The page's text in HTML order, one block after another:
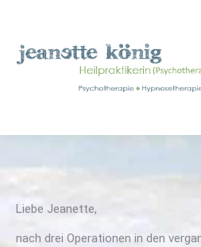
Liebe Jeanette,
nach drei Operationen in den